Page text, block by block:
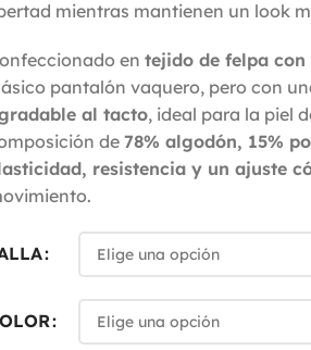
mientras mantienen un look
en tejido de felpa con
pantalón vaquero, pero con
al tacto, ideal para la piel
de 78% algodón, 15%
resistencia y un ajuste